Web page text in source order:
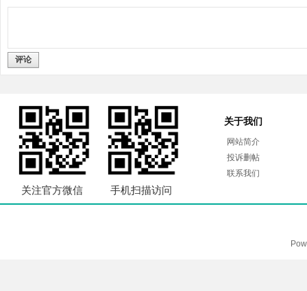
评论
关注官方微信 手机扫描访问
关于我们
网站简介
投诉删帖
联系我们